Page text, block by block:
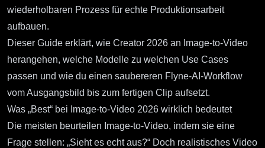
wiederholbaren Prozess für echte Produktionsarbeit
aufbauen.
Dieser Guide erklärt, wie Creator 2026 an Image-to-Video
herangehen, welche Modelle zu welchen Use Cases
passen und wie du einen saubereren Flyne-AI-Workflow
vom Ausgangsbild bis zum fertigen Clip aufsetzt.
Was „Best“ bei Image-to-Video 2026 wirklich bedeutet
Die meisten beurteilen Image-to-Video, indem sie eine
Frage stellen: „Sieht es echt aus?“ Doch realistisches Video